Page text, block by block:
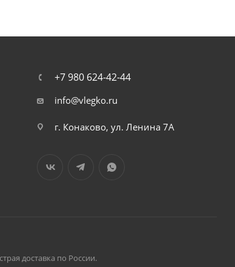
+7 980 624-42-44
info@vlegko.ru
г. Конаково, ул. Ленина 7А
доставка по России.